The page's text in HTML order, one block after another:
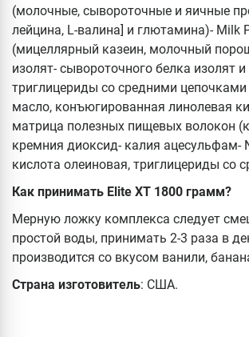
(молочные, сывороточные и яичные
лейцина, L-валина] и глютамина)- Milk
(мицеллярный казеин, молочный
изолят- сывороточного белка изолят
триглицериды со средними
масло, конъюгированная линолевая
матрица полезных пищевых волокон
кремния диоксид- калия ацесульфам-
кислота олеиновая, триглицериды со
Как принимать Elite XT 1800 грамм?
Мерную ложку комплекса следует
простой воды, принимать 2-3 раза в
производится со вкусом ванили,
Страна изготовитель: США.